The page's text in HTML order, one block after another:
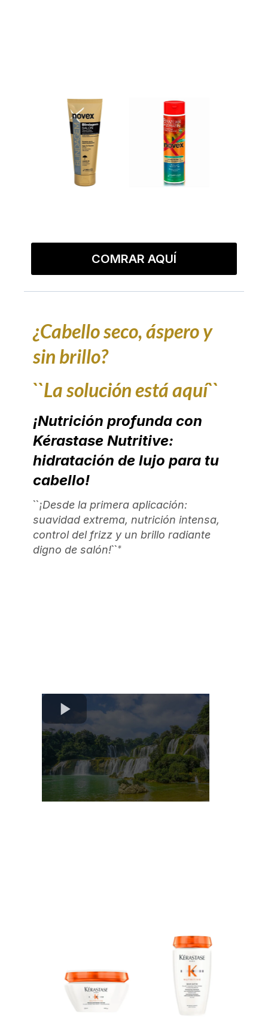
COMRAR AQUÍ
¿Cabello seco, áspero y
sin brillo?
``La solución está aquí``
¡Nutrición profunda con
Kérastase Nutritive:
hidratación de lujo para tu
cabello!
``¡Desde la primera aplicación:
suavidad extrema, nutrición intensa,
control del frizz y un brillo radiante
digno de salón!``*